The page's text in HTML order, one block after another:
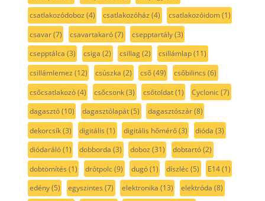
csatlakozódoboz (4) csatlakozóház (4) csatlakozóidom(1)
csavar(7) csavartakaró(7) csepptartály(3)
csepptálca (3) csiga (2) csillag(2) csillámlap(11)
csillámlemez (12) csúszka (2) cső(49) csőbilincs (6)
csőcsatlakozó(4) csőcsonk(3) csőtoldat(1) Cyclonic(7)
dagasztó(10) dagasztólapát(5) dagasztószár(8)
dekorcsík(3) digitális (1) digitális hőmérő(3) dióda (3)
diódaráló(1) dobborda (3) doboz (31) dobtartó(2)
dobtömítés (1) drótpolc(9) dugó(1) díszléc(5) E14(1)
edény(5) egyszintes (7) elektronika (13) elektróda (8)